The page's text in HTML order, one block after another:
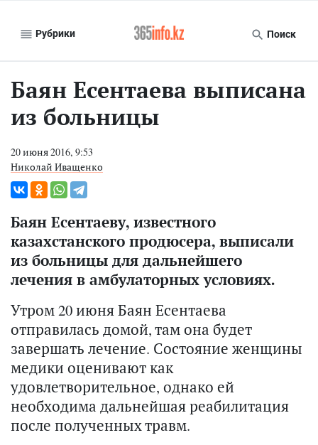
Рубрики Поиск
Баян Есентаева выписана
из больницы
20 июня 2016, 9:53
Николай Иващенко
Баян Есентаеву, известного
казахстанского продюсера, выписали
из больницы для дальнейшего
лечения в амбулаторных условиях.
Утром 20 июня Баян Есентаева
отправилась домой, там она будет
завершать лечение. Состояние женщины
медики оценивают как
удовлетворительное, однако ей
необходима дальнейшая реабилитация
после полученных травм.